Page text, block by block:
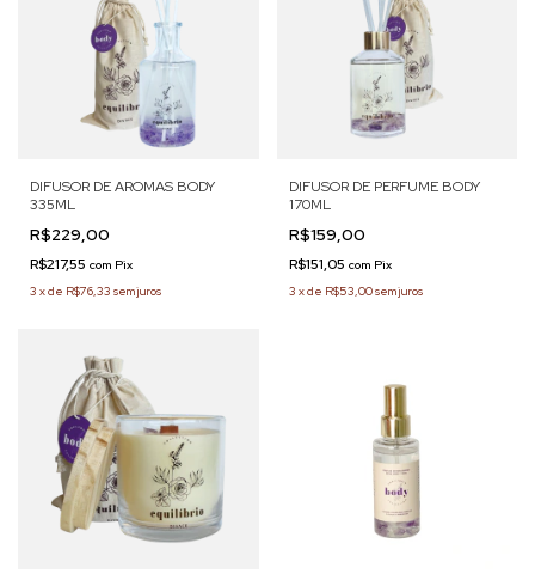
DIFUSOR DE AROMAS BODY
335ML
R$229,00
R$217,55 com Pix
3 xde R$76,33 sem juros
DIFUSOR DE PERFUME BODY
170ML
R$159,00
R$151,05 com Pix
3 xde R$53,00sem juros